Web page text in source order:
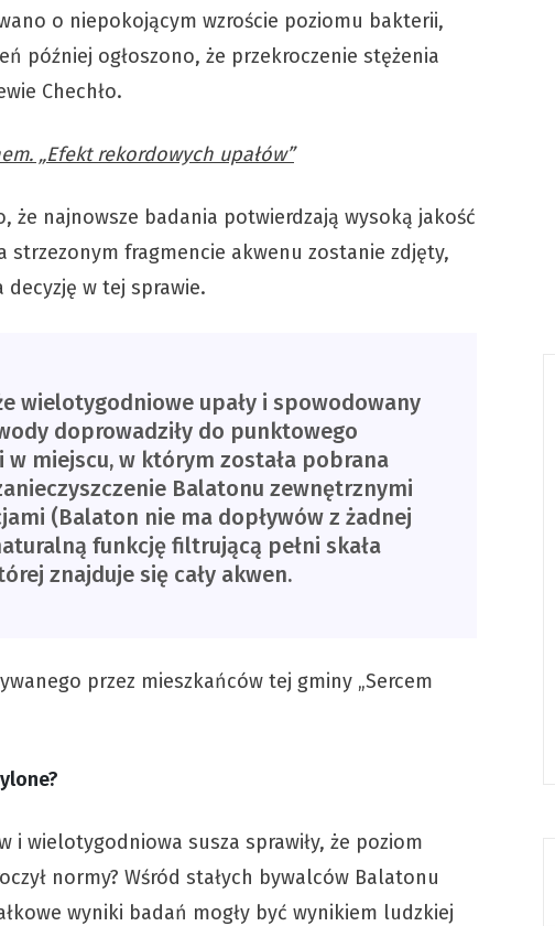
o niepokojącym wzroście poziomu bakterii,
później ogłoszono, że przekroczenie stężenia
Chechło.
„Efekt rekordowych upałów”
że najnowsze badania potwierdzają wysoką jakość
strzezonym fragmencie akwenu zostanie zdjęty,
w tej sprawie.
wielotygodniowe upały i spowodowany
doprowadziły do punktowego
miejscu, w którym została pobrana
Balatonu zewnętrznymi
(Balaton nie ma dopływów z żadnej
funkcję filtrującą pełni skała
znajduje się cały akwen.
przez mieszkańców tej gminy „Sercem
i wielotygodniowa susza sprawiły, że poziom
normy? Wśród stałych bywalców Balatonu
wyniki badań mogły być wynikiem ludzkiej